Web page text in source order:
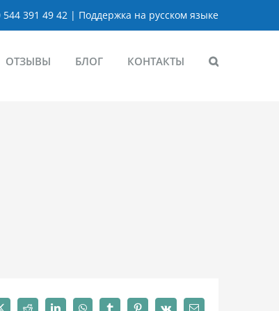
544 391 49 42 | Поддержка на русском языке
ОТЗЫВЫ БЛОГ КОНТАКТЫ